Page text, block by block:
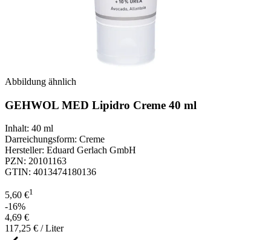
Abbildung ähnlich
GEHWOL MED Lipidro Creme 40 ml
Inhalt: 40 ml
Darreichungsform: Creme
Hersteller: Eduard Gerlach GmbH
PZN: 20101163
GTIN: 4013474180136
5,60 €1
-16%
4,69 €
117,25 € / Liter